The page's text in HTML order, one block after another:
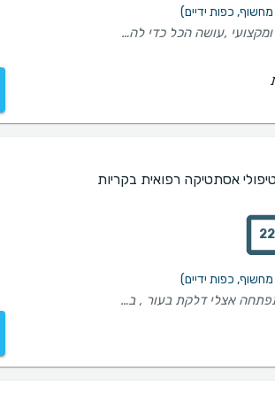
ד׳ר בראנסי ,דוקטור מוכשר ומקצועי ,עושה הכל כדי להגיע לתוצאה מעולה, אכפתי ודואג ומתעניין לשלום המנותח . ממליצה בחום רופא מספר 1!!
אסתטיקה רפואית בקריות
לפני כשלוש שנים בערך התפתחה אצלי דלקת בעור , במשך שלוש השנים הלכתי אצל הרבה רופאים , אף אחד מהרופאים לא הצליח לתת לי את הטיפול המתאים בעבורי , וכמעט איבדתי תקווה שאני אוכל להבריא מהדלקת . לפני כחצי שנה בערך שמעתי הרבה המלצות על הרופא ראיד חורי מהרבה אנשים . למרות שכמעט איבדתי תקווה , והיה לי קשה להאמין שיש רופא שיכול לתת לי את הטיפול המתאים עבורי החלטתי לתת הזדמנות אחרונה לקבוע תור אצל הרופא ראיד חורי כבר מהמפגש הראשון שלי יחד עם הרופא ראיד חורי כבר חזרה בי התקווה שאני אוכל להבריא . הרופא היה אנושי , קשוב , אכפתי וזה בא על ידי ביטוי כאשר הרופא ניהל איתי שיחה עידוד שדרכה הרופא חיזק אותי ושיתף שיש הטיפול המתאים עבור הדלקת בנוסף הרופא היה מקצועי , כאשר ניהל עמי שיחה נוספת שדרכה נתן לי את הסבר המקצועי על הטיפול לארוך כל מפגשי הטיפול הרופא היה סבלני , אכפתי , נעים הליכות ומקצועי בטיפול . כיום לאחר כמה חודשים הרופא הצליח לטפל בדלק בצורה המתאימה וכן הצלחתי להבריא לסיכום , הרופא ראיד חורי אחד הרופאים הטובים בארץ